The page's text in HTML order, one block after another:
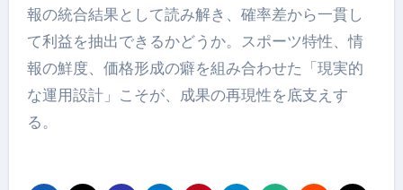
報の統合結果として読み解き、確率差から一貫し
て利益を抽出できるかどうか。スポーツ特性、情
報の鮮度、価格形成の癖を組み合わせた「現実的
な運用設計」こそが、成果の再現性を底支えす
る。